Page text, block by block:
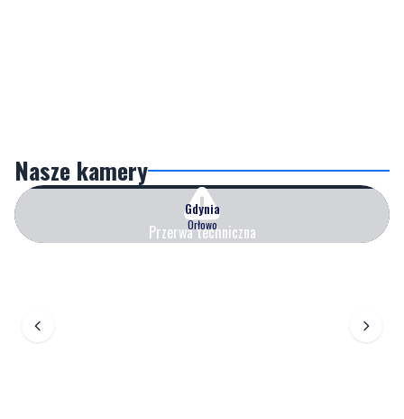
Nasze kamery
Przerwa techniczna
Gdynia
Orłowo